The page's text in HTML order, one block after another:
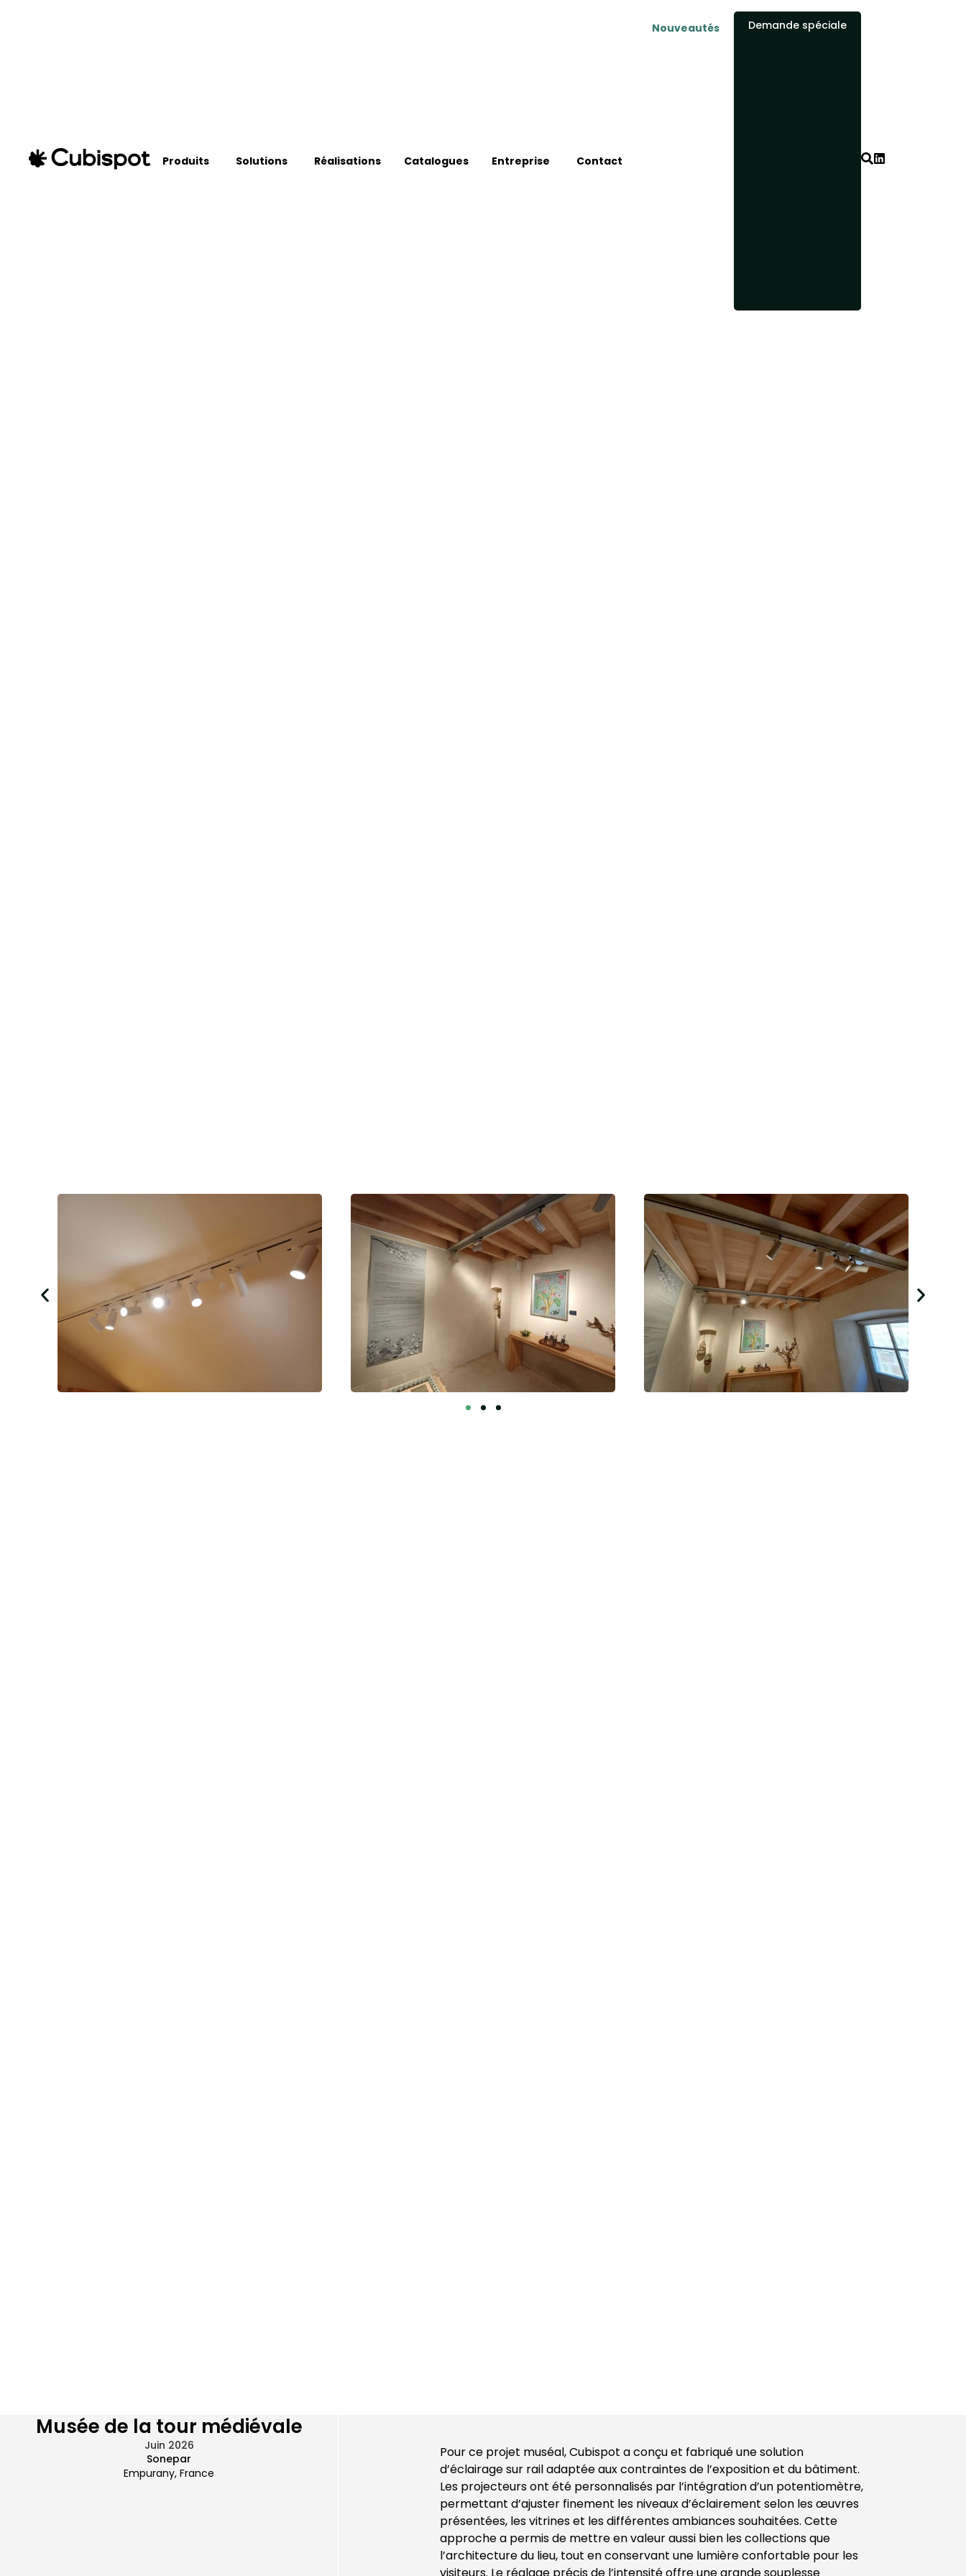
Produits Solutions Réalisations Catalogues Entreprise Contact
Nouveautés Demande spéciale
Musée de la tour médiévale
Juin 2026
Sonepar
Empurany, France
Pour ce projet muséal, Cubispot a conçu et fabriqué une solution
d’éclairage sur rail adaptée aux contraintes de l’exposition et du bâtiment.
Les projecteurs ont été personnalisés par l’intégration d’un potentiomètre,
permettant d’ajuster finement les niveaux d’éclairement selon les œuvres
présentées, les vitrines et les différentes ambiances souhaitées. Cette
approche a permis de mettre en valeur aussi bien les collections que
l’architecture du lieu, tout en conservant une lumière confortable pour les